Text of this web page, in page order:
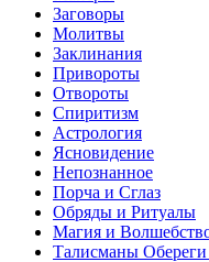
Заговоры
Молитвы
Заклинания
Привороты
Отвороты
Спиритизм
Астрология
Ясновидение
Непознанное
Порча и Сглаз
Обряды и Ритуалы
Магия и
Талисманы